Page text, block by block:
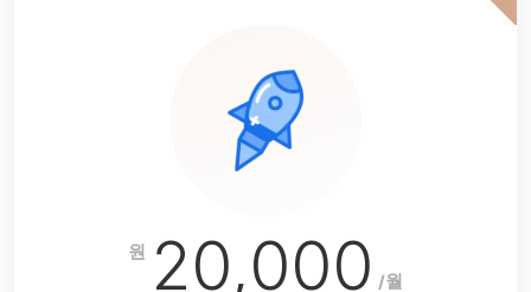
원 20,000 /월